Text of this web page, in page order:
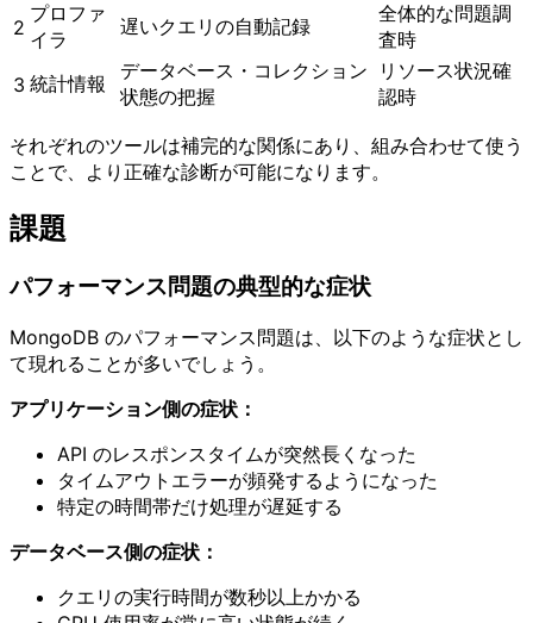
2
プロファ
イラ
遅いクエリの自動記録
全体的な問題調
査時
3 統計情報
データベース・コレクション
状態の把握
リソース状況確
認時
それぞれのツールは補完的な関係にあり、組み合わせて使う
ことで、より正確な診断が可能になります。
課題
パフォーマンス問題の典型的な症状
MongoDB のパフォーマンス問題は、以下のような症状とし
て現れることが多いでしょう。
アプリケーション側の症状：
API のレスポンスタイムが突然長くなった
タイムアウトエラーが頻発するようになった
特定の時間帯だけ処理が遅延する
データベース側の症状：
クエリの実行時間が数秒以上かかる